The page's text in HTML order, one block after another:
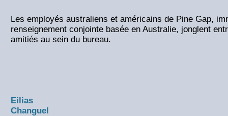
Les employés australiens et américains de Pine Gap,
renseignement conjointe basée en Australie, jonglent
amitiés au sein du bureau.
Eilias
Changuel